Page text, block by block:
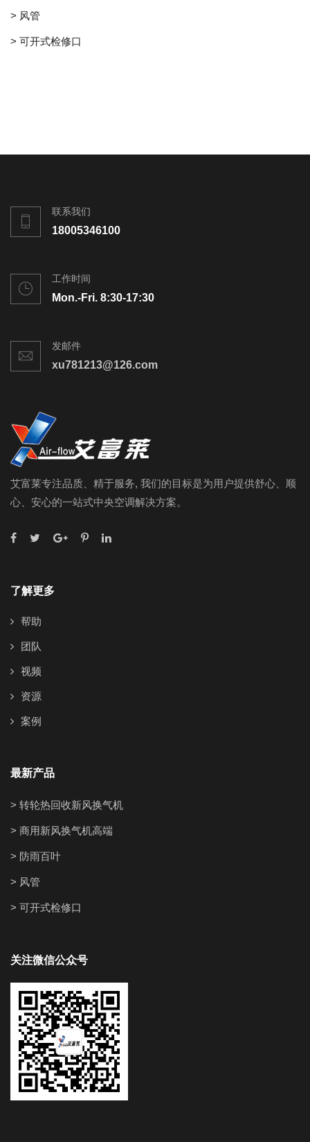
> 风管
> 可开式检修口
联系我们
18005346100
工作时间
Mon.-Fri. 8:30-17:30
发邮件
xu781213@126.com
艾富莱专注品质、精于服务, 我们的目标是为用户提供舒心、顺
心、安心的一站式中央空调解决方案。
了解更多
帮助
团队
视频
资源
案例
最新产品
> 转轮热回收新风换气机
> 商用新风换气机高端
> 防雨百叶
> 风管
> 可开式检修口
关注微信公众号